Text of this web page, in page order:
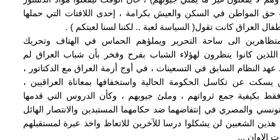
حق المواطن في السكن والعيش بكرامة ، إحدى اللافتات التي حملها
العراق كانت تقول( السياسة لعبة .. لكننا لسنا لعبتكم ) .
الى ساحة التحرير ويملؤهم الحماس في الهتاف وتحريك
اللذين كانوا ينظرون لهؤلاء الشباب بفرح وفخر بأن شباب العراق لم
النظام السابق في التسعينات ، في أوج أزمة العراق مع الدكتاتور ،
يسكت عن تكاسل الحكومة الحالية واستخفافها بمعاناة العراقيين ،
فقط بكيفية جمع ثرواتهم ، وملئ جيوبهم ، وكأن الدروس التي قدمها
والمصري في إنتفاضهما ضد حكامهما المستبدين والانتصار الهائل
الشعبين لن يشكلوا درسا للآخرين للاتعاظ واخذ عبرة لمستقبلهم
الاوان ...